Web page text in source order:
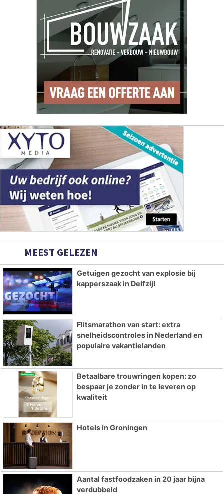
MEEST GELEZEN
Getuigen gezocht van explosie bij
kapperszaak in Delfzijl
Flitsmarathon van start: extra
snelheidscontroles in Nederland en
populaire vakantielanden
Betaalbare trouwringen kopen: zo
bespaar je zonder in te leveren op
kwaliteit
Hotels in Groningen
Aantal fastfoodzaken in 20 jaar bijna
verdubbeld